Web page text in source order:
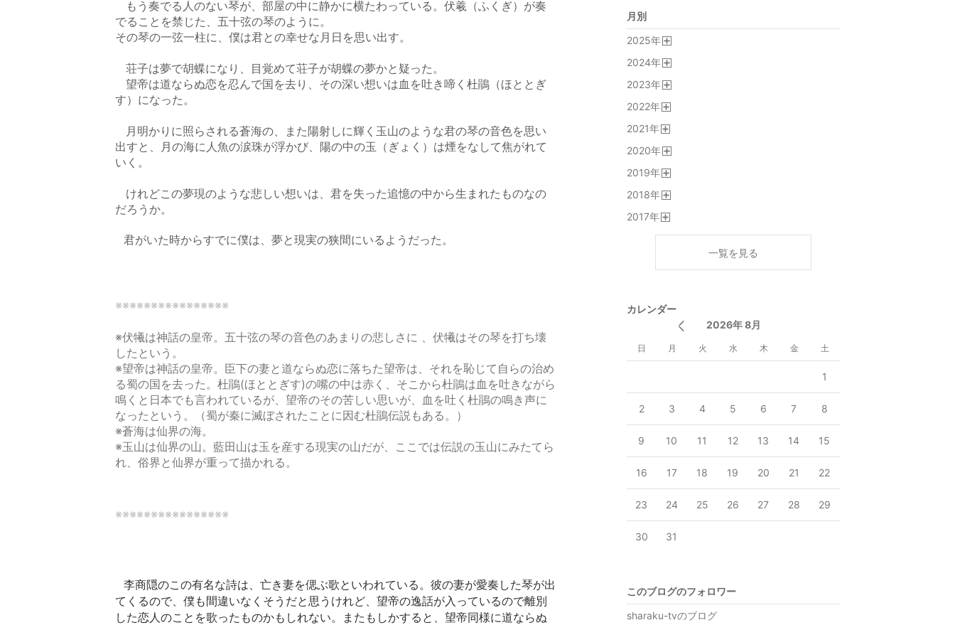
もう奏でる人のない琴が、部屋の中に静かに横たわっている。伏羲（ふくぎ）が奏
でることを禁じた、五十弦の琴のように。
その琴の一弦一柱に、僕は君との幸せな月日を思い出す。
荘子は夢で胡蝶になり、目覚めて荘子が胡蝶の夢かと疑った。
望帝は道ならぬ恋を忍んで国を去り、その深い想いは血を吐き啼く杜鵑（ほととぎ
す）になった。
月明かりに照らされる蒼海の、また陽射しに輝く玉山のような君の琴の音色を思い
出すと、月の海に人魚の涙珠が浮かび、陽の中の玉（ぎょく）は煙をなして焦がれて
いく。
けれどこの夢現のような悲しい想いは、君を失った追憶の中から生まれたものなの
だろうか。
   君がいた時からすでに僕は、夢と現実の狭間にいるようだった。
※※※※※※※※※※※※※※※※
※伏犧は神話の皇帝。五十弦の琴の音色のあまりの悲しさに 、伏犧はその琴を打ち壊
したという。
※望帝は神話の皇帝。臣下の妻と道ならぬ恋に落ちた望帝は、それを恥じて自らの治め
る蜀の国を去った。杜鵑(ほととぎす)の嘴の中は赤く、そこから杜鵑は血を吐きながら
鳴くと日本でも言われているが、望帝のその苦しい思いが、血を吐く杜鵑の鳴き声に
なったという。（蜀が秦に滅ぼされたことに因む杜鵑伝説もある。）
※蒼海は仙界の海。
※玉山は仙界の山。藍田山は玉を産する現実の山だが、ここでは伝説の玉山にみたてら
れ、俗界と仙界が重って描かれる。
※※※※※※※※※※※※※※※※
  李商隠のこの
有名な詩は、亡き妻を偲ぶ歌といわれている。彼の妻が愛奏した琴が出
てくるので、僕も間違いなくそうだと思うけれど、望帝の逸話が入っているので離別
した恋人のことを歌ったものかもしれない。またもしかすると、望帝同様に道ならぬ
月別
2025年
2024年
2023年
2022年
2021年
2020年
2019年
2018年
2017年
一覧を見る
カレンダー
2026年 8月
日 月 火 水 木 金 土
1
2 3 4 5 6 7 8
9 10 11 12 13 14 15
16 17 18 19 20 21 22
23 24 25 26 27 28 29
30 31
このブログのフォロワー
sharaku-tvのブログ